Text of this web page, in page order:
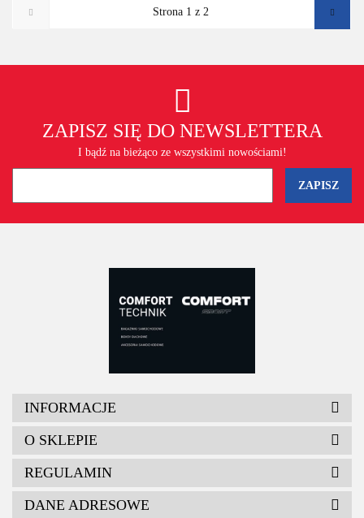
ZAPISZ SIĘ DO NEWSLETTERA
I bądź na bieżąco ze wszystkimi nowościami!
INFORMACJE
O SKLEPIE
REGULAMIN
DANE ADRESOWE